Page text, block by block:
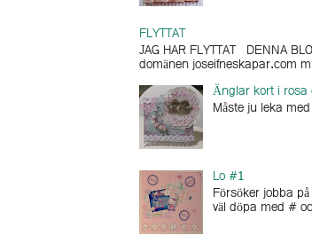
FLYTTAT
JAG HAR FLYTTAT DENNA
domänen joseifneskapar.com
Änglar kort i rosa
Måste ju leka
Lo #1
Försöker jobba
väl döpa med #